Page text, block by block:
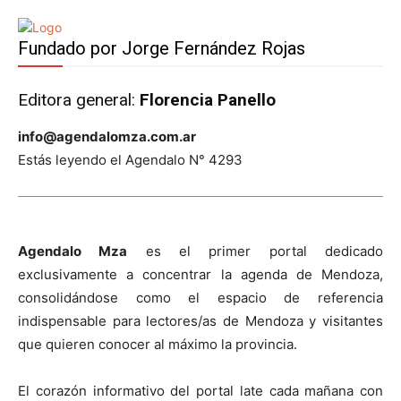
Fundado por Jorge Fernández Rojas
Editora general: Florencia Panello
info@agendalomza.com.ar
Estás leyendo el Agendalo N° 4293
Agendalo Mza es el primer portal dedicado
exclusivamente a concentrar la agenda de Mendoza,
consolidándose como el espacio de referencia
indispensable para lectores/as de Mendoza y visitantes
que quieren conocer al máximo la provincia.
El corazón informativo del portal late cada mañana con